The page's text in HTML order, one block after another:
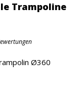
Trampoline
Ø360
€